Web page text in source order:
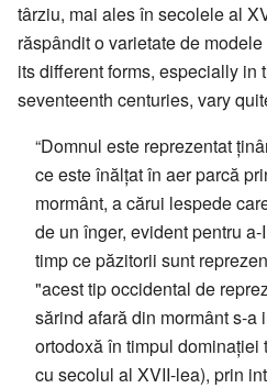
târziu, mai ales în secolele al
răspândit o varietate de
its different forms, especially in
seventeenth centuries, vary
“Domnul este reprezentat
ce este înălțat în aer parcă
mormânt, a cărui lespede
de un înger, evident pentru
timp ce păzitorii sunt
"acest tip occidental de
sărind afară din mormânt s-a
ortodoxă în timpul
cu secolul al XVII-lea), prin